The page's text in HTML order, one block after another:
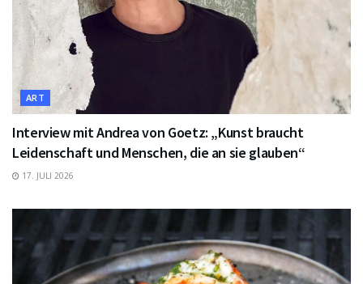
ART
Interview mit Andrea von Goetz: „Kunst braucht
Leidenschaft und Menschen, die an sie glauben“
17. JULI 2026